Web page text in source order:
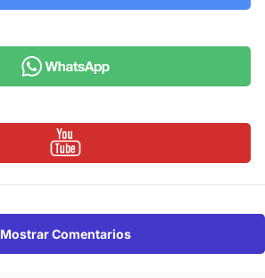
Mostrar Comentarios